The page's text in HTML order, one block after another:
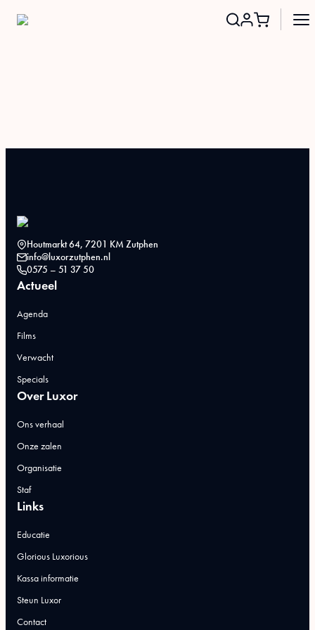
Houtmarkt 64, 7201 KM Zutphen
info@luxorzutphen.nl
0575 – 51 37 50
Actueel
Agenda
Films
Verwacht
Specials
Over Luxor
Ons verhaal
Onze zalen
Organisatie
Staf
Links
Educatie
Glorious Luxorious
Kassa informatie
Steun Luxor
Contact